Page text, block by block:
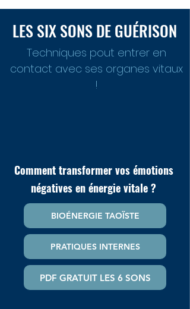
LES SIX SONS DE GUÉRISON
Techniques pout entrer en
contact avec ses organes vitaux
!
Comment transformer vos émotions
négatives en énergie vitale ?
BIOÉNERGIE TAOÏSTE
PRATIQUES INTERNES
PDF GRATUIT LES 6 SONS